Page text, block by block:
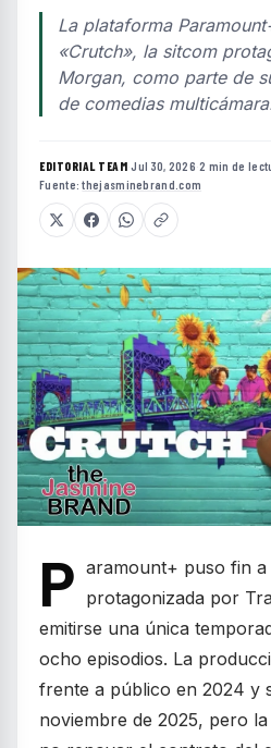
La plataforma
«Crutch», la sitcom
Morgan, como parte de
de comedias
EDITORIAL TEAM·Jul 30, 2026·2 min de
Fuente:thejasminebrand.com
P aramount+ puso fin a
protagonizada por
emitirse una única
ocho episodios. La
frente a público en 2024 y
noviembre de 2025, pero